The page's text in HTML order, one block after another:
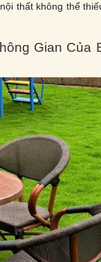
thất không thể
Gian Của